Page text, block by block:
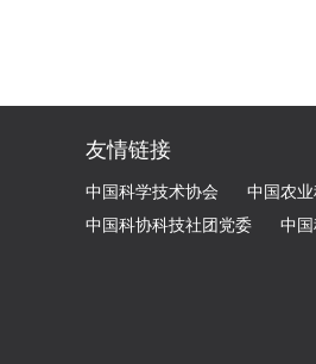
友情链接
中国科学技术协会 中国农
中国科协科技社团党委
中